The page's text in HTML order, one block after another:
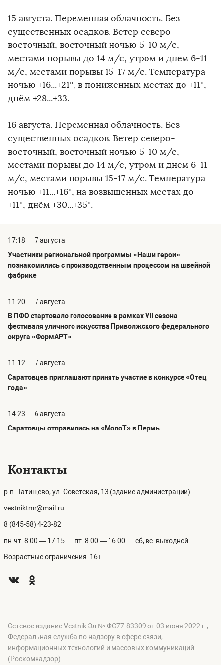
15 августа. Переменная облачность. Без
существенных осадков. Ветер северо-
восточный, восточный ночью 5-10 м/с,
местами порывы до 14 м/с, утром и днем 6-11
м/с, местами порывы 15-17 м/с. Температура
ночью +16...+21°, в пониженных местах до +11°,
днём +28...+33.
16 августа. Переменная облачность. Без
существенных осадков. Ветер северо-
восточный, восточный ночью 5-10 м/с,
местами порывы до 14 м/с, утром и днем 6-11
м/с, местами порывы 15-17 м/с. Температура
ночью +11...+16°, на возвышенных местах до
+11°, днём +30...+35°.
17:18
7 августа
Участники региональной программы «Наши герои»
познакомились с производственным процессом на швейной
фабрике
11:20
7 августа
В ПФО стартовало голосование в рамках VII сезона
фестиваля уличного искусства Приволжского федерального
округа «ФормАРТ»
11:12
7 августа
Саратовцев приглашают принять участие в конкурсе «Отец
года»
14:23
6 августа
Саратовцы отправились на «МолоТ» в Пермь
Контакты
р.п. Татищево, ул. Советская, 13 (здание администрации)
vestniktmr@mail.ru
8 (845-58) 4-23-82
пн-чт: 8:00 — 17:15 пт: 8:00 — 16:00 сб, вс: выходной
Возрастные ограничения: 16+
Сетевое издание Vestnik Эл № ФС77-83309 от 03 июня 2022 г.,
Федеральная служба по надзору в сфере связи,
информационных технологий и массовых коммуникаций
(Роскомнадзор).